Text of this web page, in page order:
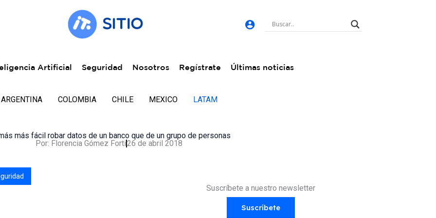
Artificial Seguridad Nosotros Regístrate Últimas noticias
ARGENTINA COLOMBIA CHILE MEXICO LATAM
más fácil robar datos de un banco que de un grupo de personas
Por: Florencia Gómez Forti26 de abril 2018
Suscríbete a nuestro newsletter
Suscríbete